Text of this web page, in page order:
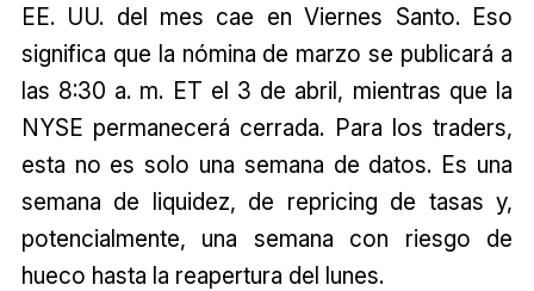
EE. UU. del mes cae en Viernes Santo. Eso
significa que la nómina de marzo se publicará a
las 8:30 a. m. ET el 3 de abril, mientras que la
NYSE permanecerá cerrada. Para los traders,
esta no es solo una semana de datos. Es una
semana de liquidez, de repricing de tasas y,
potencialmente, una semana con riesgo de
hueco hasta la reapertura del lunes.